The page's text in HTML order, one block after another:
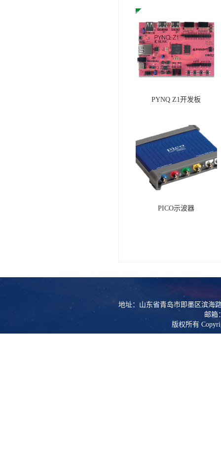
PYNQ Z1开发板
PICO示波器
地址：山东省青岛市即墨区滨海
邮箱
版权所有